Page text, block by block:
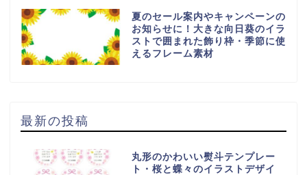
夏のセール案内やキャンペーンの
お知らせに！大きな向日葵のイラ
ストで囲まれた飾り枠・季節に使
えるフレーム素材
最新の投稿
丸形のかわいい熨斗テンプレー
ト・桜と蝶々のイラストデザイ